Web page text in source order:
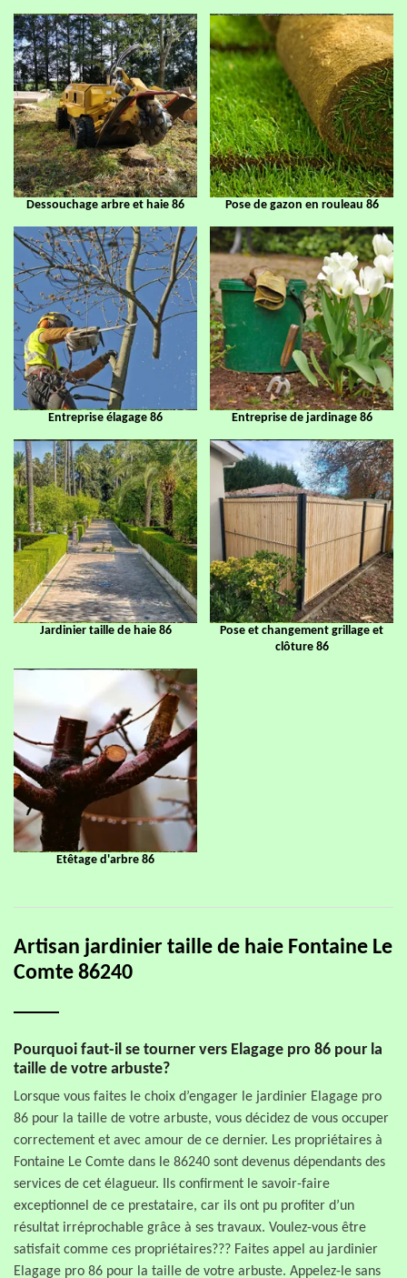
Dessouchage arbre et haie 86 Pose de gazon en rouleau 86
Entreprise élagage 86 Entreprise de jardinage 86
Jardinier taille de haie 86
Pose et changement grillage et
clôture 86
Etêtage d'arbre 86
Artisan jardinier taille de haie Fontaine Le
Comte 86240
Pourquoi faut-il se tourner vers Elagage pro 86 pour la
taille de votre arbuste?
Lorsque vous faites le choix d’engager le jardinier Elagage pro
86 pour la taille de votre arbuste, vous décidez de vous occuper
correctement et avec amour de ce dernier. Les propriétaires à
Fontaine Le Comte dans le 86240 sont devenus dépendants des
services de cet élagueur. Ils confirment le savoir-faire
exceptionnel de ce prestataire, car ils ont pu profiter d’un
résultat irréprochable grâce à ses travaux. Voulez-vous être
satisfait comme ces propriétaires??? Faites appel au jardinier
Elagage pro 86 pour la taille de votre arbuste. Appelez-le sans